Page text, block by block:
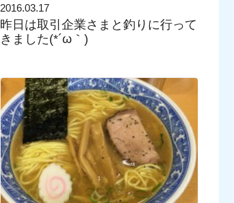
2016.03.17
昨日は取引企業さまと釣りに行って
きました(*´ω｀)